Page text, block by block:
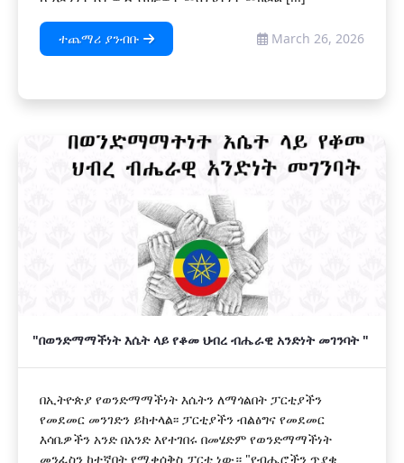
ተጨማሪ ያንብቡ March 26, 2026
"በወንድማማችነት እሴት ላይ የቆመ ህብረ ብሔራዊ አንድነት መገንባት "
በኢትዮጵያ የወንድማማችነት እሴትን ለማጎልበት ፓርቲያችን
የመደመር መንገድን ይከተላል፡፡ ፓርቲያችን ብልፅግና የመደመር
እሳቤዎችን አንድ በአንድ እየተገበሩ በመሄድም የወንድማማችነት
መንፈስን ከተኛበት የሚቀሰቅስ ፓርቲ ነው። "የብሔሮችን ጥያቄ